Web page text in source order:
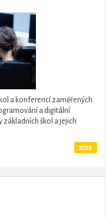
a konferencí zaměřených
a digitální
základních škol a jejich
2025